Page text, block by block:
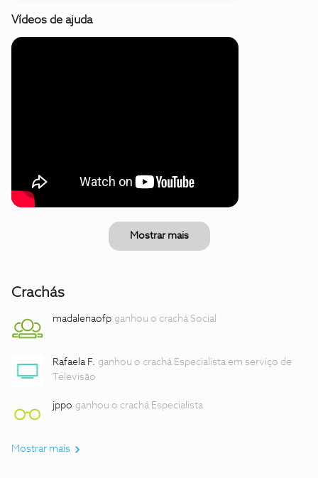
Vídeos de ajuda
Mostrar mais
Crachás
madalenaofp ganhou o crachá Social
Rafaela F. ganhou o crachá Especialista em serviço de
Televisão
jppo ganhou o crachá Especialista
Mostrar mais